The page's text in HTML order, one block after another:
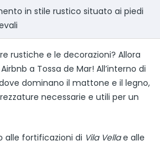
in stile rustico situato ai piedi
rustiche e le decorazioni? Allora
a Tossa de Mar! All’interno di
dominano il mattone e il legno,
necessarie e utili per un
alle fortificazioni di Vila Vellae alle